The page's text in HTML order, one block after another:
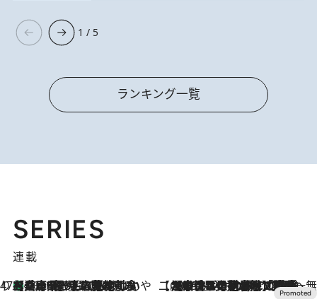
1 / 5
ランキング一覧
SERIES
連載
47都道府県の手みやげ ひんやりスイーツで夏を満喫
2026.8.8
【兵庫県】この夏絶対食べたい 冷やしておいしいおやつ3選 淡路島の恵みをジェラートに集約 【CREA×星野リゾート】唯一無二。癒しと発見が待つ場所へ
2026.8.7
【トンボの足水浴】ヒノキの香りに包まれて涼感マックス！約13℃の湧水かけ流しを避暑地「星野温泉 トンボの湯」で体験